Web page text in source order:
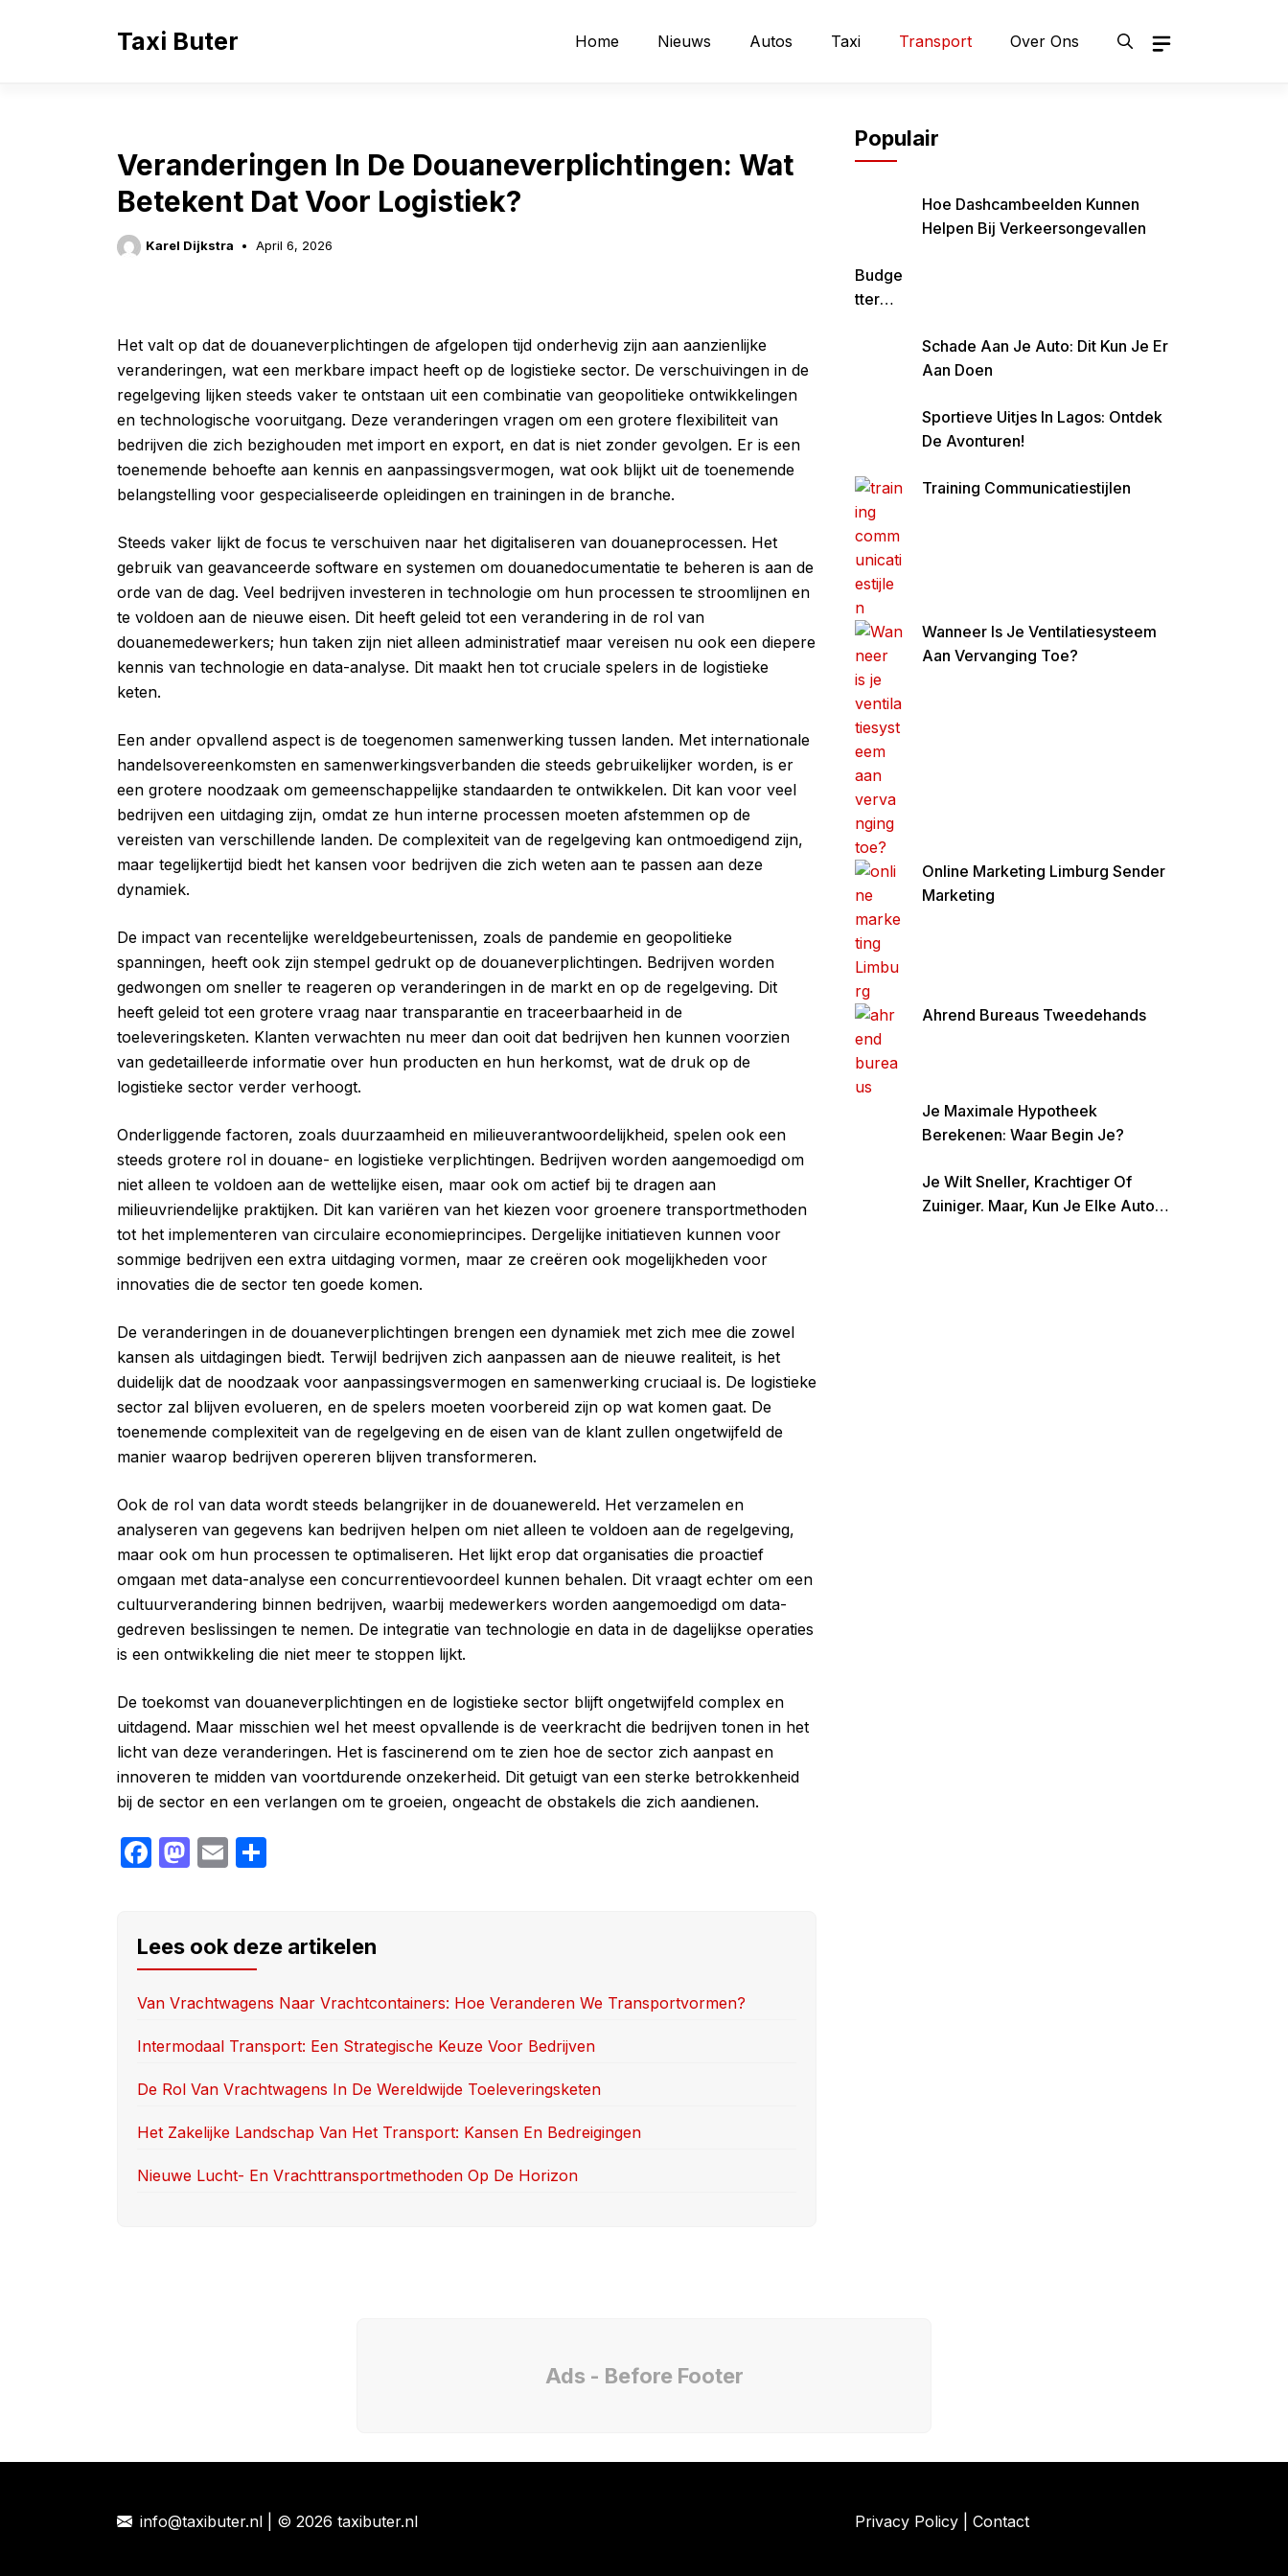
Taxi Buter Home Nieuws Autos Taxi Transport Over Ons
Veranderingen In De Douaneverplichtingen: Wat
Betekent Dat Voor Logistiek?
Karel Dijkstra April 6, 2026
Het valt op dat de douaneverplichtingen de afgelopen tijd onderhevig zijn aan aanzienlijke
veranderingen, wat een merkbare impact heeft op de logistieke sector. De verschuivingen in de
regelgeving lijken steeds vaker te ontstaan uit een combinatie van geopolitieke ontwikkelingen
en technologische vooruitgang. Deze veranderingen vragen om een grotere flexibiliteit van
bedrijven die zich bezighouden met import en export, en dat is niet zonder gevolgen. Er is een
toenemende behoefte aan kennis en aanpassingsvermogen, wat ook blijkt uit de toenemende
belangstelling voor gespecialiseerde opleidingen en trainingen in de branche.
Steeds vaker lijkt de focus te verschuiven naar het digitaliseren van douaneprocessen. Het
gebruik van geavanceerde software en systemen om douanedocumentatie te beheren is aan de
orde van de dag. Veel bedrijven investeren in technologie om hun processen te stroomlijnen en
te voldoen aan de nieuwe eisen. Dit heeft geleid tot een verandering in de rol van
douanemedewerkers; hun taken zijn niet alleen administratief maar vereisen nu ook een diepere
kennis van technologie en data-analyse. Dit maakt hen tot cruciale spelers in de logistieke
keten.
Een ander opvallend aspect is de toegenomen samenwerking tussen landen. Met internationale
handelsovereenkomsten en samenwerkingsverbanden die steeds gebruikelijker worden, is er
een grotere noodzaak om gemeenschappelijke standaarden te ontwikkelen. Dit kan voor veel
bedrijven een uitdaging zijn, omdat ze hun interne processen moeten afstemmen op de
vereisten van verschillende landen. De complexiteit van de regelgeving kan ontmoedigend zijn,
maar tegelijkertijd biedt het kansen voor bedrijven die zich weten aan te passen aan deze
dynamiek.
De impact van recentelijke wereldgebeurtenissen, zoals de pandemie en geopolitieke
spanningen, heeft ook zijn stempel gedrukt op de douaneverplichtingen. Bedrijven worden
gedwongen om sneller te reageren op veranderingen in de markt en op de regelgeving. Dit
heeft geleid tot een grotere vraag naar transparantie en traceerbaarheid in de
toeleveringsketen. Klanten verwachten nu meer dan ooit dat bedrijven hen kunnen voorzien
van gedetailleerde informatie over hun producten en hun herkomst, wat de druk op de
logistieke sector verder verhoogt.
Onderliggende factoren, zoals duurzaamheid en milieuverantwoordelijkheid, spelen ook een
steeds grotere rol in douane- en logistieke verplichtingen. Bedrijven worden aangemoedigd om
niet alleen te voldoen aan de wettelijke eisen, maar ook om actief bij te dragen aan
milieuvriendelijke praktijken. Dit kan variëren van het kiezen voor groenere transportmethoden
tot het implementeren van circulaire economieprincipes. Dergelijke initiatieven kunnen voor
sommige bedrijven een extra uitdaging vormen, maar ze creëren ook mogelijkheden voor
innovaties die de sector ten goede komen.
De veranderingen in de douaneverplichtingen brengen een dynamiek met zich mee die zowel
kansen als uitdagingen biedt. Terwijl bedrijven zich aanpassen aan de nieuwe realiteit, is het
duidelijk dat de noodzaak voor aanpassingsvermogen en samenwerking cruciaal is. De logistieke
sector zal blijven evolueren, en de spelers moeten voorbereid zijn op wat komen gaat. De
toenemende complexiteit van de regelgeving en de eisen van de klant zullen ongetwijfeld de
manier waarop bedrijven opereren blijven transformeren.
Ook de rol van data wordt steeds belangrijker in de douanewereld. Het verzamelen en
analyseren van gegevens kan bedrijven helpen om niet alleen te voldoen aan de regelgeving,
maar ook om hun processen te optimaliseren. Het lijkt erop dat organisaties die proactief
omgaan met data-analyse een concurrentievoordeel kunnen behalen. Dit vraagt echter om een
cultuurverandering binnen bedrijven, waarbij medewerkers worden aangemoedigd om data-
gedreven beslissingen te nemen. De integratie van technologie en data in de dagelijkse operaties
is een ontwikkeling die niet meer te stoppen lijkt.
De toekomst van douaneverplichtingen en de logistieke sector blijft ongetwijfeld complex en
uitdagend. Maar misschien wel het meest opvallende is de veerkracht die bedrijven tonen in het
licht van deze veranderingen. Het is fascinerend om te zien hoe de sector zich aanpast en
innoveren te midden van voortdurende onzekerheid. Dit getuigt van een sterke betrokkenheid
bij de sector en een verlangen om te groeien, ongeacht de obstakels die zich aandienen.
F
e
b
o
o
M
o
d
o
n
E
e
Lees ook deze artikelen
Van Vrachtwagens Naar Vrachtcontainers: Hoe Veranderen We Transportvormen?
Intermodaal Transport: Een Strategische Keuze Voor Bedrijven
De Rol Van Vrachtwagens In De Wereldwijde Toeleveringsketen
Het Zakelijke Landschap Van Het Transport: Kansen En Bedreigingen
Nieuwe Lucht- En Vrachttransportmethoden Op De Horizon
Populair
Hoe Dashcambeelden Kunnen
Helpen Bij Verkeersongevallen
Budge
Tteren
Over
Te
Houde
N
Schade Aan Je Auto: Dit Kun Je Er
Aan Doen
Sportieve Uitjes In Lagos: Ontdek
De Avonturen!
Training Communicatiestijlen
Wanneer Is Je Ventilatiesysteem
Aan Vervanging Toe?
Online Marketing Limburg Sender
Marketing
Ahrend Bureaus Tweedehands
Je Maximale Hypotheek
Berekenen: Waar Begin Je?
Je Wilt Sneller, Krachtiger Of
Zuiniger. Maar, Kun Je Elke Auto
Ads - Before Footer
info@taxibuter.nl | © 2026 taxibuter.nl Privacy Policy Contact